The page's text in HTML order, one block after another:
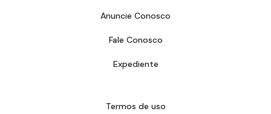
Anuncie Conosco
Fale Conosco
Expediente
Termos de uso